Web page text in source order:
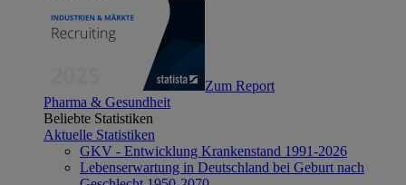
Zum Report
Pharma & Gesundheit
Beliebte Statistiken
Aktuelle Statistiken
GKV - Entwicklung Krankenstand 1991-2026
Lebenserwartung in Deutschland bei Geburt nach